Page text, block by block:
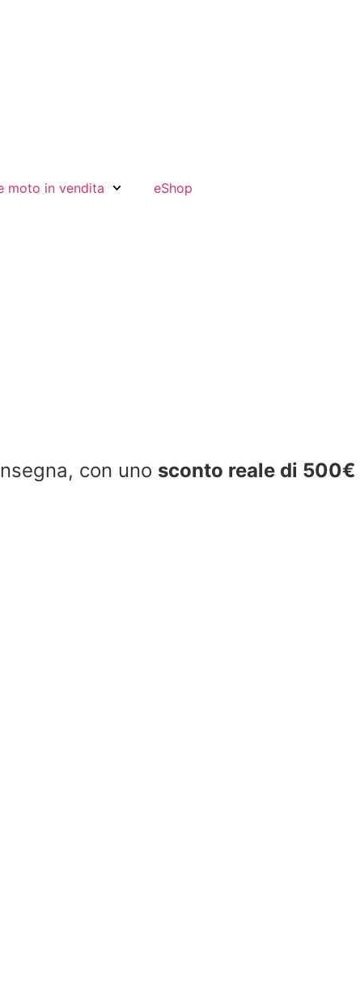
moto in vendita eShop
con uno sconto reale di 500€